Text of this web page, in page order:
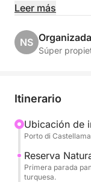
perspectiva única.
El crucero
panorámicas en
sus aguas
Durante la
mar, con la
cristalinas,
zona.
Leer más
NS
Súper
Itinerario
Ubicación de
Porto di
Reserva
Primera parada
turquesa.